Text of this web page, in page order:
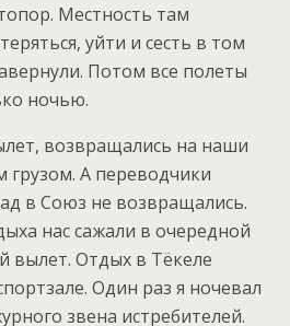
Местность там
уйти и сесть в том
Потом все полеты
ночью.
возвращались на наши
А переводчики
в Союз не возвращались.
нас сажали в очередной
вылет. Отдых в Тёкеле
Один раз я ночевал
звена истребителей.